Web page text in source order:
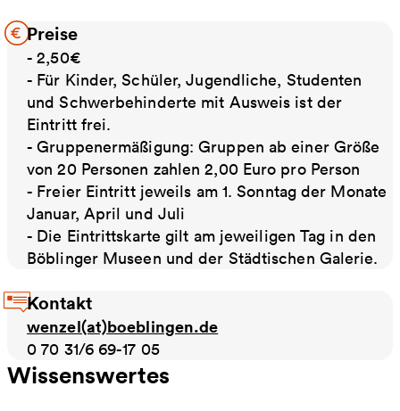
Preise
- 2,50€
- Für Kinder, Schüler, Jugendliche, Studenten
und Schwerbehinderte mit Ausweis ist der
Eintritt frei.
- Gruppenermäßigung: Gruppen ab einer Größe
von 20 Personen zahlen 2,00 Euro pro Person
- Freier Eintritt jeweils am 1. Sonntag der Monate
Januar, April und Juli
- Die Eintrittskarte gilt am jeweiligen Tag in den
Böblinger Museen und der Städtischen Galerie.
Kontakt
wenzel(at)boeblingen.de
0 70 31/6 69-17 05
Wissenswertes